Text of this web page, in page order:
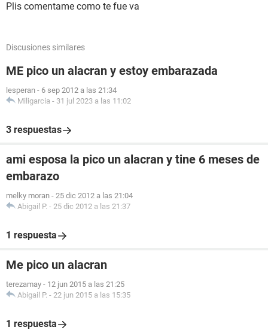
Plis comentame como te fue va
Discusiones similares
ME pico un alacran y estoy embarazada
lesperan - 6 sep 2012 a las 21:34
Miligarcia - 31 jul 2023 a las 11:02
3 respuestas
ami esposa la pico un alacran y tine 6 meses de
embarazo
melky moran - 25 dic 2012 a las 21:04
Abigail P. - 25 dic 2012 a las 21:37
1 respuesta
Me pico un alacran
terezamay - 12 jun 2015 a las 21:25
Abigail P. - 22 jun 2015 a las 15:35
1 respuesta